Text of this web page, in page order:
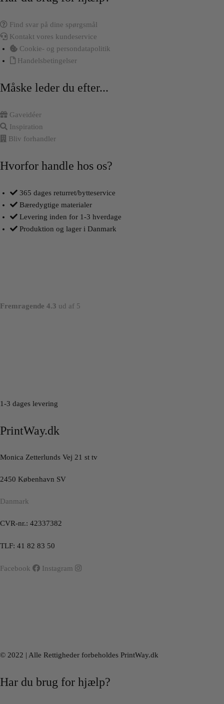
Find svar på dine spørgsmål
Kontakt vores kundeservice
Cookie- og persondatapolitik
Handelsbetingelser
Måske leder du efter...
Gaveidéer
Inspiration
Bliv forhandler
Hvorfor handle hos os?
365 dages returret/bytteservice
Bæredygtige materialer
Levering inden for 1-3 hverdage
Produktion og lager i Danmark
Fremragende 4.3 ud af 5
1-3 dages levering
PrintWay.dk
Monica Zetterlunds Vej 21 st tv
2450 København SV
Danmark
CVR-nr.: 42337382
TLF: 41 82 83 50
Facebook Instagram
© 2022 | Alle Rettigheder forbeholdes PrintWay.dk
Har du brug for hjælp?